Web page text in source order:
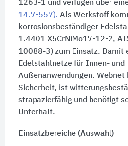
1263-1 und verfügen über
14.7-557). Als Werkstoff
korrosionsbeständiger
1.4401 X5CrNiMo17-12-2,
10088-3) zum Einsatz. Damit
Edelstahlnetze für Innen- und
Außenanwendungen.
Sicherheit, ist
strapazierfähig und benötigt
Unterhalt.
Einsatzbereiche (Auswahl)